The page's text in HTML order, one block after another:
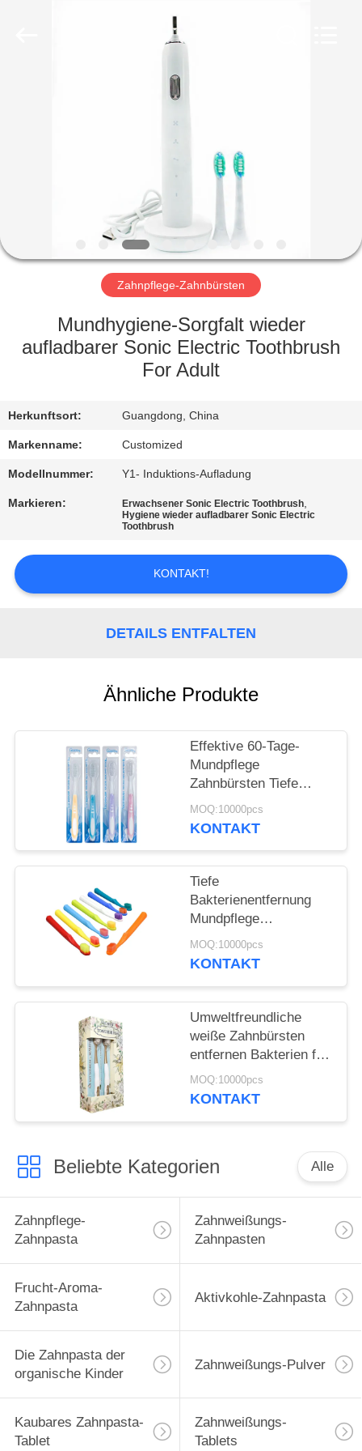
ÜBER
UNS
FABRIK-
AUSFLUG
TRETEN
SIE
MIT
IN
VERBINDUNG
FORDERN
SEITENVERZEICHNIS
DATENSCHUTZ-
BESTIMMUNGEN
Zahnpflege-Zahnbürsten
Mundhygiene-Sorgfalt wieder
aufladbarer Sonic Electric Toothbrush
For Adult
Herkunftsort: Guangdong, China
Markenname: Customized
Modellnummer: Y1- Induktions-Aufladung
Markieren: Erwachsener Sonic Electric Toothbrush,
Hygiene wieder aufladbarer Sonic Electric
Toothbrush
KONTAKT!
DETAILS ENTFALTEN
Ähnliche Produkte
Effektive 60-Tage-
Mundpflege
Zahnbürsten Tiefe
Bakterienentfernung
Sanfte Reinigung
MOQ:10000pcs
KONTAKT
Tiefe
Bakterienentfernung
Mundpflege
Zahnbürsten 350g
Weißpapierbox 60 Tage
MOQ:10000pcs
KONTAKT
Umweltfreundliche
weiße Zahnbürsten
entfernen Bakterien für
die Reinigung der
Zähne
MOQ:10000pcs
KONTAKT
Beliebte Kategorien Alle
Zahnpflege-
Zahnpasta
Zahnweißungs-
Zahnpasten
Frucht-Aroma-
Zahnpasta
Aktivkohle-Zahnpasta
Die Zahnpasta der
organische Kinder
Zahnweißungs-Pulver
Kaubares Zahnpasta-
Tablet
Zahnweißungs-
Tablets